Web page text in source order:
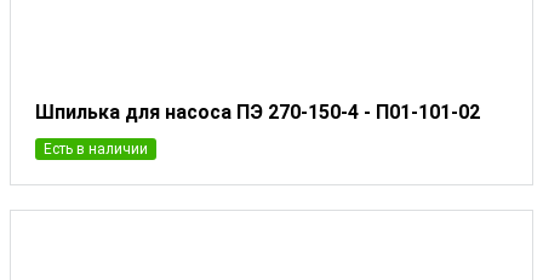
Шпилька для насоса ПЭ 270-150-4 - П01-101-02
Есть в наличии